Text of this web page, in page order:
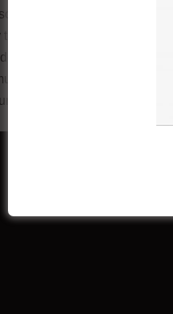
está atrasando a la
porque necesitamos
ya no es tan bueno, mi
más sonido y
orquesta bien.